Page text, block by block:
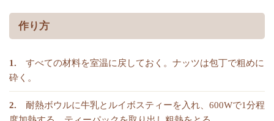
作り方
すべての材料を室温に戻しておく。ナッツは包丁で粗めに
砕く。
耐熱ボウルに牛乳とルイボスティーを入れ、600Wで1分程